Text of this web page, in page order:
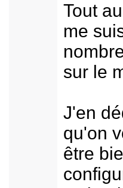
Tout
me
sur le
J'en
qu'on
être